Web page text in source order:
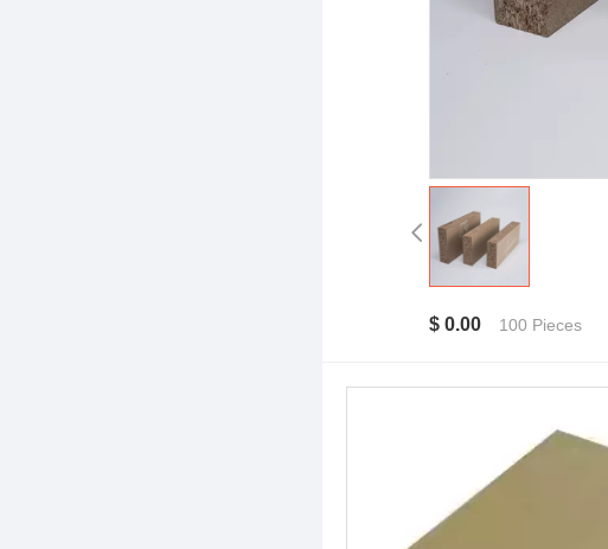
$ 0.00 100 Pieces